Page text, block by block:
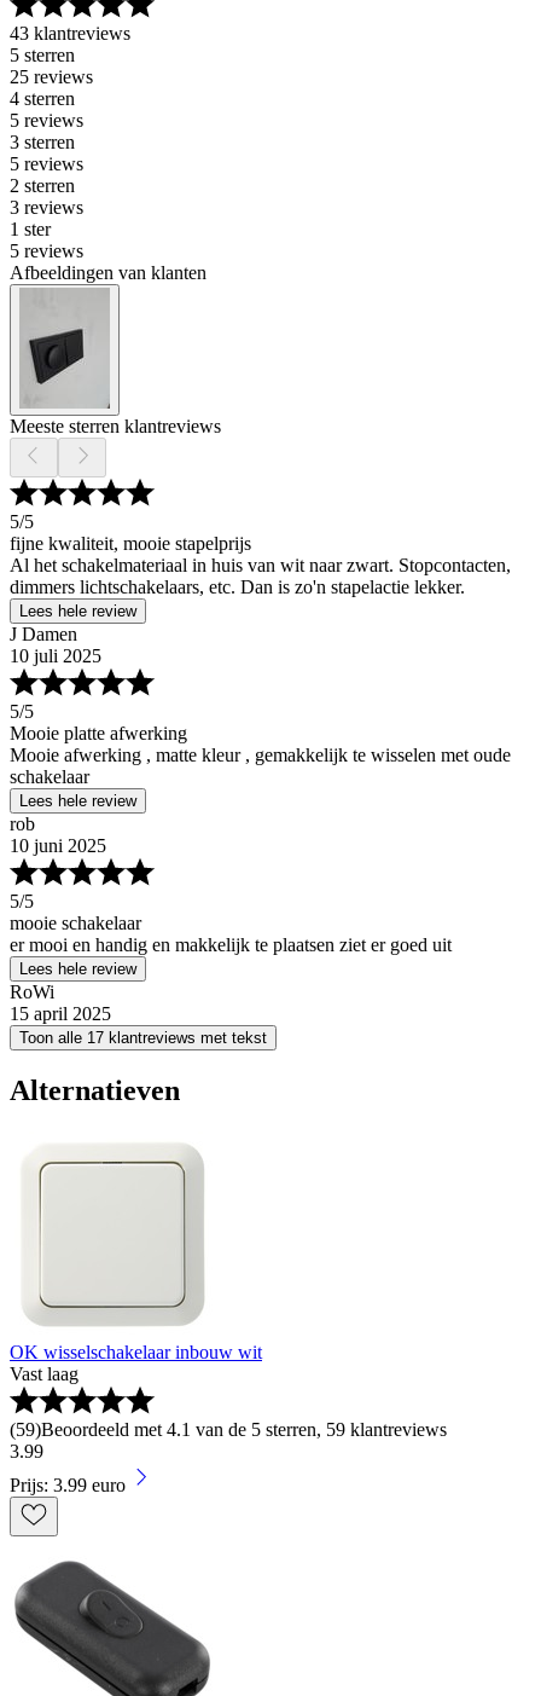
43 klantreviews
5 sterren
25 reviews
4 sterren
5 reviews
3 sterren
5 reviews
2 sterren
3 reviews
1 ster
5 reviews
Afbeeldingen van klanten
Meeste sterren klantreviews
5/5
fijne kwaliteit, mooie stapelprijs
Al het schakelmateriaal in huis van wit naar zwart. Stopcontacten,
dimmers lichtschakelaars, etc. Dan is zo'n stapelactie lekker.
Lees hele review
J Damen
10 juli 2025
5/5
Mooie platte afwerking
Mooie afwerking , matte kleur , gemakkelijk te wisselen met oude
schakelaar
Lees hele review
rob
10 juni 2025
5/5
mooie schakelaar
er mooi en handig en makkelijk te plaatsen ziet er goed uit
Lees hele review
RoWi
15 april 2025
Toon alle 17 klantreviews met tekst
Alternatieven
OK wisselschakelaar inbouw wit
Vast laag
(59)Beoordeeld met 4.1 van de 5 sterren, 59 klantreviews
3.99
Prijs: 3.99 euro